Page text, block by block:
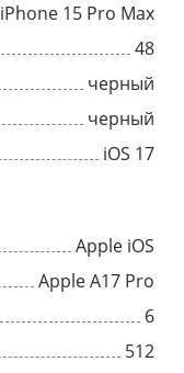
iPhone 15 Pro Max
48
черный
черный
iOS 17
Apple iOS
Apple A17 Pro
6
512